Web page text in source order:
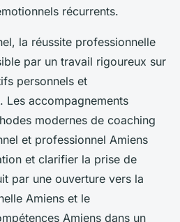
récurrents.
la réussite professionnelle
par un travail rigoureux sur
personnels et
Les accompagnements
modernes de coaching
et professionnel Amiens
et clarifier la prise de
par une ouverture vers la
Amiens et le
Amiens dans un